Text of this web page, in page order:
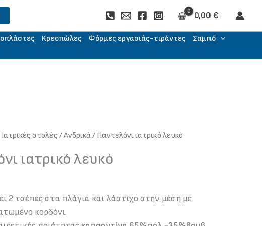
0,00€
Kρεοπώλες Φόρμες εργασιάς-τιράντες
Σαμπό
Iατρικές στολές /Ανδρικά/ Παντελόνι ιατρικό λευκό
ιατρικό λευκό
2 τσέπες στα πλάγια και λάστιχο στην μέση με
κορδόνι.